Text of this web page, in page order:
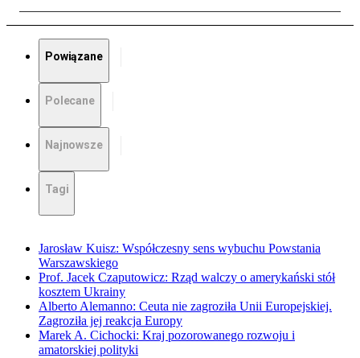
Powiązane
Polecane
Najnowsze
Tagi
Jarosław Kuisz: Współczesny sens wybuchu Powstania
Warszawskiego
Prof. Jacek Czaputowicz: Rząd walczy o amerykański stół
kosztem Ukrainy
Alberto Alemanno: Ceuta nie zagroziła Unii Europejskiej.
Zagroziła jej reakcja Europy
Marek A. Cichocki: Kraj pozorowanego rozwoju i
amatorskiej polityki